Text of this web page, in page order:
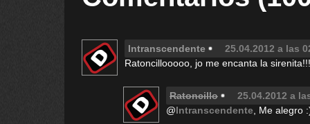
Intranscendente
25.04.2012 a las
Ratoncillooooo, jo me encanta la
Ratoncillo
25.04.2012 a
@Intranscendente , Me alegro